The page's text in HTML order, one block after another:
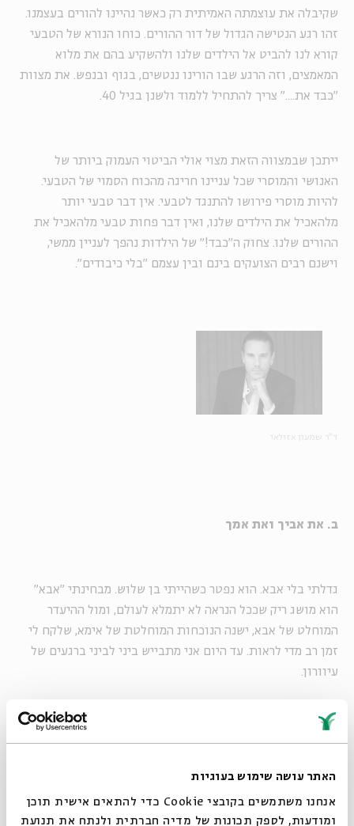
האתר עושה שימוש בעוגיות
אנחנו משתמשים בקובצי Cookie כדי להתאים אישית תוכן
ומודעות, לספק תכונות של מדיה חברתית ולנתח את תנועת
שקיבלה את עוצמתה האמיתית רק כאשר נהיינו להורים בעצמנו.
זהו רגע הנטישה הגדול של דור ההורים. כוחו הנורא של הטבעי
קורא לנו להביט אל הילדים שלנו ולהשקיע בהם את מלוא
המאמצים, וזה הרגע שבו הורינו ננטשים, בגוף ובנפש. את מצוות
"כבד את...." צריך להתחיל ללמוד ולשנן בגיל 40.
ייתכן שבמצווה הזאת מצוי אולי הביטוי העמוק ביותר של
האנושי והמוסרי שכל עניינו חריגה מהכוח הסמוי של הטבעי.
להיות מוסרי פירושו להתנגד לטבעי. אין דבר טבעי יותר
מלהאכיל את הילדים שלנו, ואין דבר פחות טבעי מלהאכיל את
ההורים שלנו. צחוק ה"כבד!" של הילדות נהפך לעניין ממשי,
וישנם רבים הצועקים בינם ובין עצמם "בלי כיבודים".
ב. את אביך ואת אמך
גדלתי בלי אבא. הוא נפטר כשהייתי בן שלוש. מבחינתי "אבא"
הוא מושג ריק שככל הנראה לא יתמלא לעולם, ומול ההיעדר
המוחלט של אבא, ישנה הנוכחות המוחלטת של אימא, שלקח לי
זמן רב מדי לראות. עד היום אני מתבייש ביני לביני ברגעים של
עיוורון.
יודעת קרוא וכתוב ודוברת שפה רצוצה שאין לה כתב; התביישתי
ברגעים שבהם רציתי שתיעלם ותיאלם מול ההדר של ארון
הספרים ומול זוהר המילים הכתובות; התביישתי כשהיא באה